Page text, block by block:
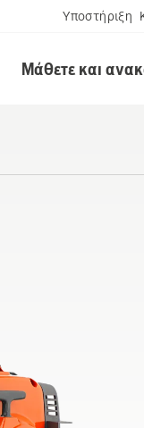
Υποστήριξη
Μάθετε και